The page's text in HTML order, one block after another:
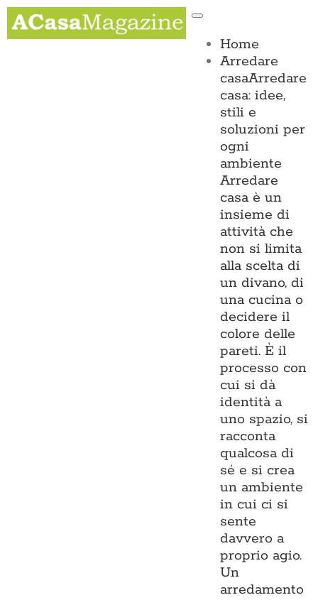
Salta
contenuto
Toggle
Home
Arredare
casaArredare
casa: idee,
stili e
soluzioni per
ogni
ambiente
Arredare
casa è un
insieme di
attività che
non si limita
alla scelta di
un divano, di
una cucina o
decidere il
colore delle
pareti. È il
processo con
cui si dà
identità a
uno spazio, si
racconta
qualcosa di
sé e si crea
un ambiente
in cui ci si
sente
davvero a
proprio agio.
Un
arredamento